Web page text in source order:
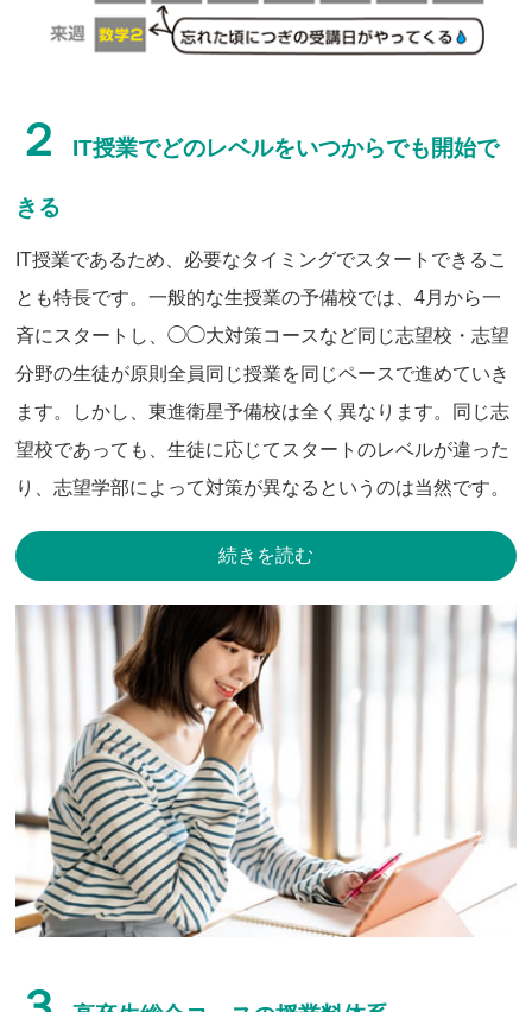
２ IT授業でどのレベルをいつからでも開始で
きる
IT授業であるため、必要なタイミングでスタートできるこ
とも特長です。一般的な生授業の予備校では、4月から一
斉にスタートし、◯◯大対策コースなど同じ志望校・志望
分野の生徒が原則全員同じ授業を同じペースで進めていき
ます。しかし、東進衛星予備校は全く異なります。同じ志
望校であっても、生徒に応じてスタートのレベルが違った
り、志望学部によって対策が異なるというのは当然です。
続きを読む